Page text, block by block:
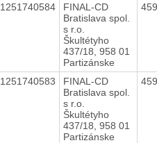
1251740584
FINAL-CD
Bratislava spol.
s r.o.
Škultétyho
437/18, 958 01
Partizánske
1251740583
FINAL-CD
Bratislava spol.
s r.o.
Škultétyho
437/18, 958 01
Partizánske